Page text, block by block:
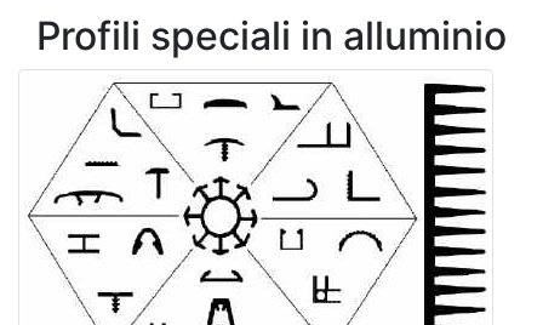
Profili speciali in alluminio